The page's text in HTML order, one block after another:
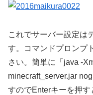
これでサーバー設定は
す。コマンドプロンプ
さい。簡単に「java -
minecraft_server.jar
すのでEnterキーを押